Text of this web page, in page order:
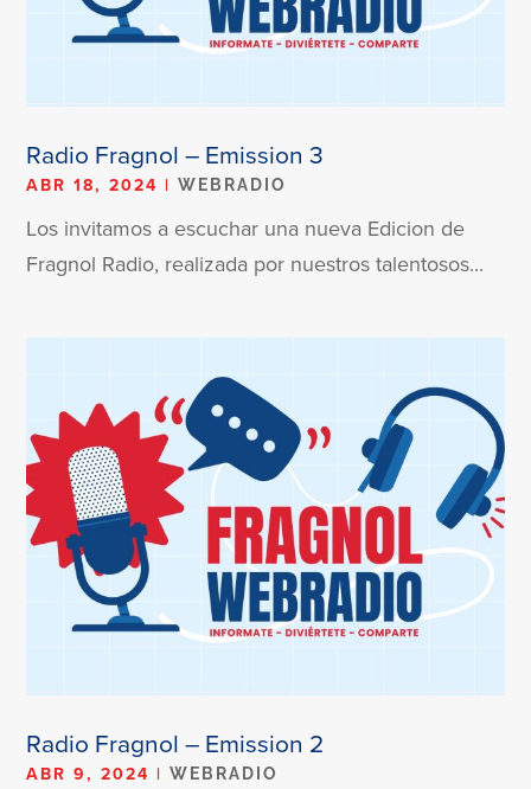
Radio Fragnol – Emission 3
ABR 18, 2024 |WEBRADIO
Los invitamos a escuchar una nueva Edicion de
Fragnol Radio, realizada por nuestros talentosos...
Radio Fragnol – Emission 2
ABR 9, 2024 |WEBRADIO